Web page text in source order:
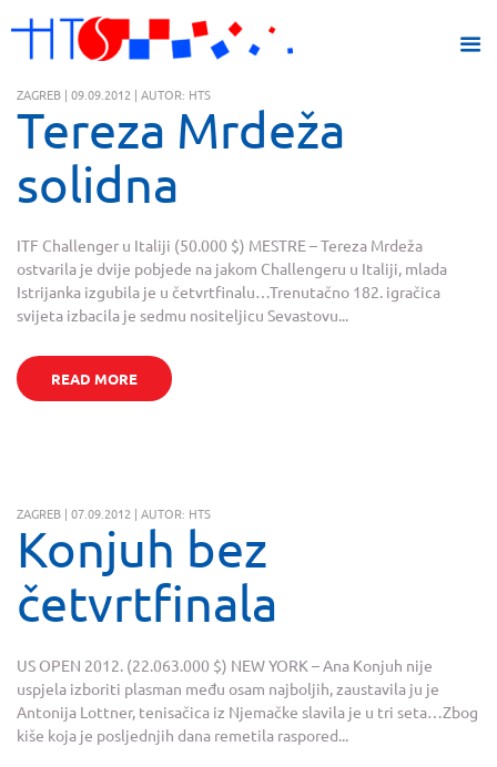
ZAGREB | 09.09.2012 | AUTOR: HTS
Tereza Mrdeža
solidna
ITF Challenger u Italiji (50.000 $) MESTRE – Tereza Mrdeža
ostvarila je dvije pobjede na jakom Challengeru u Italiji, mlada
Istrijanka izgubila je u četvrtfinalu…Trenutačno 182. igračica
svijeta izbacila je sedmu nositeljicu Sevastovu...
READ MORE
ZAGREB | 07.09.2012 | AUTOR: HTS
Konjuh bez
četvrtfinala
US OPEN 2012. (22.063.000 $) NEW YORK – Ana Konjuh nije
uspjela izboriti plasman među osam najboljih, zaustavila ju je
Antonija Lottner, tenisačica iz Njemačke slavila je u tri seta…Zbog
kiše koja je posljednjih dana remetila raspored...